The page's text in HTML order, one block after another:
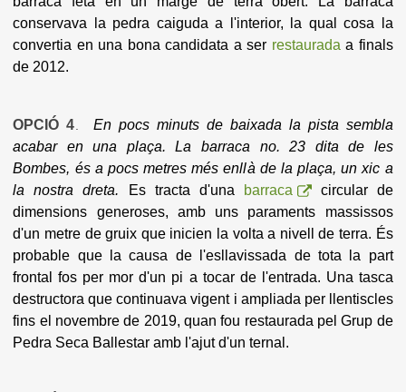
conservava la pedra caiguda a l'interior, la qual cosa la
convertia en una bona candidata a ser restaurada a finals
de 2012.
OPCIÓ 4.
En pocs minuts de baixada la pista sembla
acabar en una plaça. La barraca no. 23 dita de les
Bombes, és a pocs metres més enllà de la plaça, un xic a
la nostra dreta. Es tracta d'una barraca
circular de
dimensions generoses, amb uns paraments massissos
d'un metre de gruix que inicien la volta a nivell de terra. És
probable que la causa de l'esllavissada de tota la part
frontal fos per mor d'un pi a tocar de l'entrada. Una tasca
destructora que continuava vigent i ampliada per llentiscles
fins el novembre de 2019, quan fou restaurada pel Grup de
Pedra Seca Ballestar amb l'ajut d'un ternal.